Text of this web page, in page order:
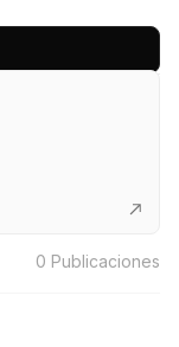
0 Publicaciones